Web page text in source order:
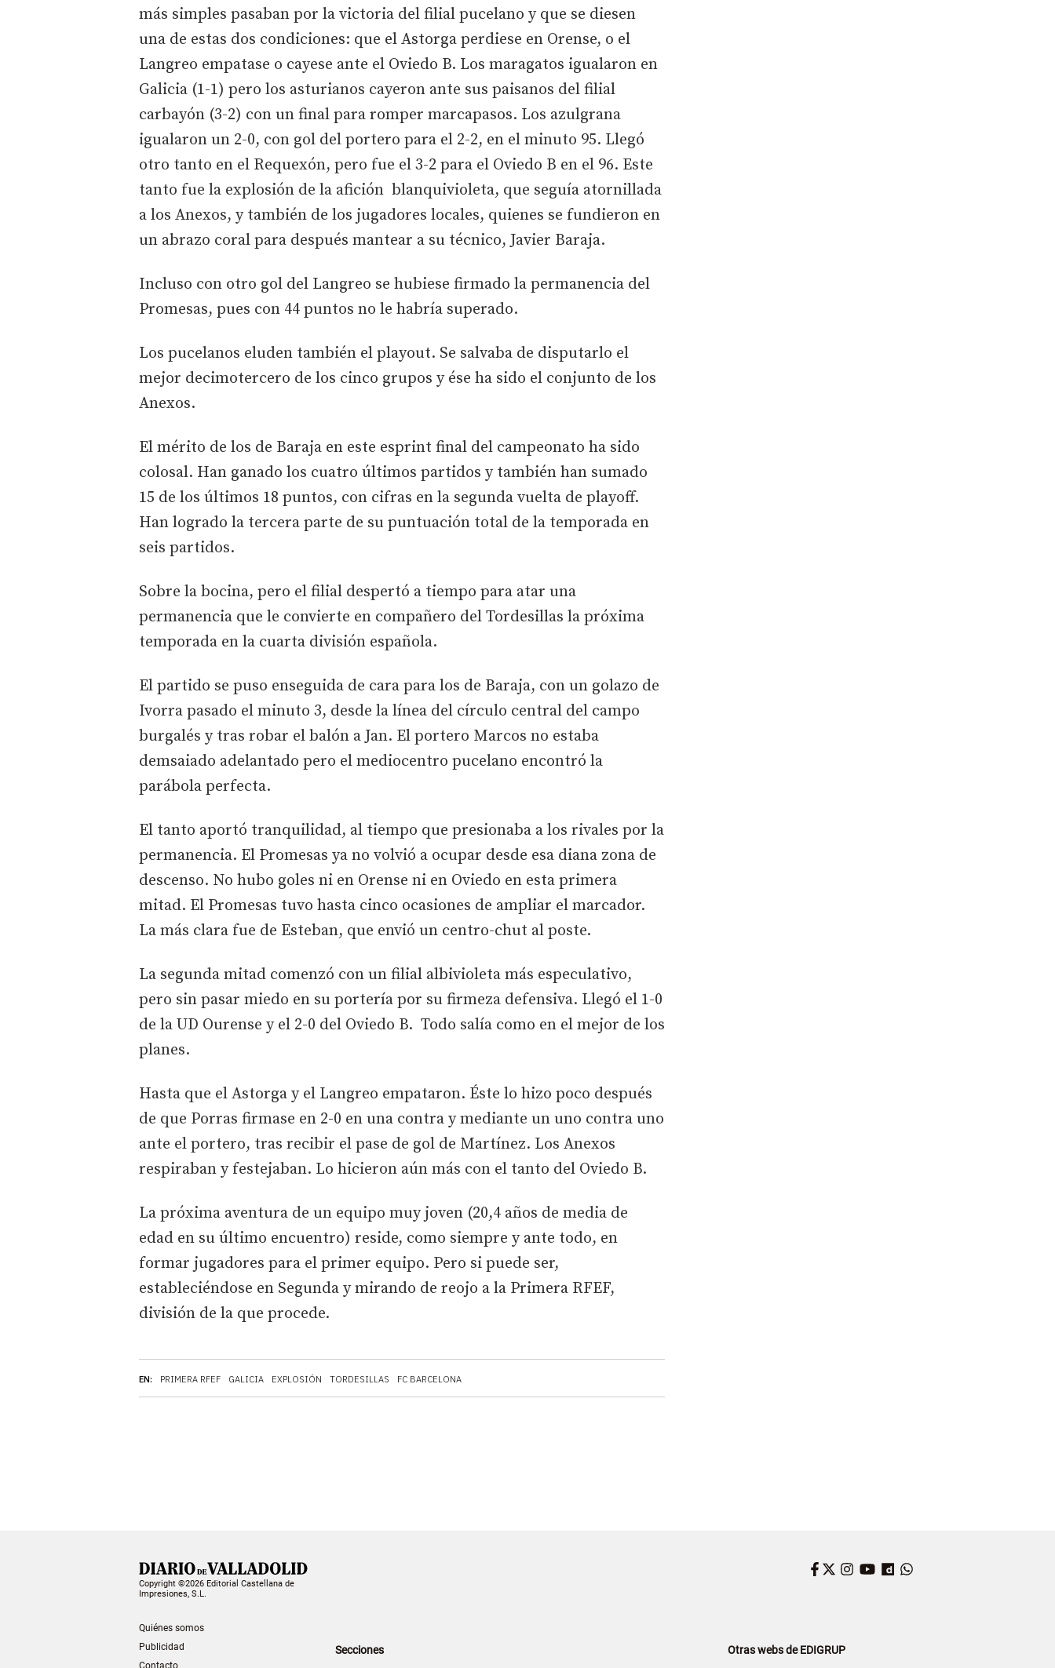
EN: PRIMERA RFEF GALICIA EXPLOSIÓN TORDESILLAS FC BARCELONA
más simples pasaban por la victoria del filial pucelano y que se diesen
una de estas dos condiciones: que el Astorga perdiese en Orense, o el
Langreo empatase o cayese ante el Oviedo B. Los maragatos igualaron en
Galicia (1-1) pero los asturianos cayeron ante sus paisanos del filial
carbayón (3-2) con un final para romper marcapasos. Los azulgrana
igualaron un 2-0, con gol del portero para el 2-2, en el minuto 95. Llegó
otro tanto en el Requexón, pero fue el 3-2 para el Oviedo B en el 96. Este
tanto fue la explosión de la afición blanquivioleta, que seguía atornillada
a los Anexos, y también de los jugadores locales, quienes se fundieron en
un abrazo coral para después mantear a su técnico, Javier Baraja.
Incluso con otro gol del Langreo se hubiese firmado la permanencia del
Promesas, pues con 44 puntos no le habría superado.
Los pucelanos eluden también el playout. Se salvaba de disputarlo el
mejor decimotercero de los cinco grupos y ése ha sido el conjunto de los
Anexos.
El mérito de los de Baraja en este esprint final del campeonato ha sido
colosal. Han ganado los cuatro últimos partidos y también han sumado
15 de los últimos 18 puntos, con cifras en la segunda vuelta de playoff.
Han logrado la tercera parte de su puntuación total de la temporada en
seis partidos.
Sobre la bocina, pero el filial despertó a tiempo para atar una
permanencia que le convierte en compañero del Tordesillas la próxima
temporada en la cuarta división española.
El partido se puso enseguida de cara para los de Baraja, con un golazo de
Ivorra pasado el minuto 3, desde la línea del círculo central del campo
burgalés y tras robar el balón a Jan. El portero Marcos no estaba
demsaiado adelantado pero el mediocentro pucelano encontró la
parábola perfecta.
El tanto aportó tranquilidad, al tiempo que presionaba a los rivales por la
permanencia. El Promesas ya no volvió a ocupar desde esa diana zona de
descenso. No hubo goles ni en Orense ni en Oviedo en esta primera
mitad. El Promesas tuvo hasta cinco ocasiones de ampliar el marcador.
La más clara fue de Esteban, que envió un centro-chut al poste.
La segunda mitad comenzó con un filial albivioleta más especulativo,
pero sin pasar miedo en su portería por su firmeza defensiva. Llegó el 1-0
de la UD Ourense y el 2-0 del Oviedo B. Todo salía como en el mejor de los
planes.
Hasta que el Astorga y el Langreo empataron. Éste lo hizo poco después
de que Porras firmase en 2-0 en una contra y mediante un uno contra uno
ante el portero, tras recibir el pase de gol de Martínez. Los Anexos
respiraban y festejaban. Lo hicieron aún más con el tanto del Oviedo B.
La próxima aventura de un equipo muy joven (20,4 años de media de
edad en su último encuentro) reside, como siempre y ante todo, en
formar jugadores para el primer equipo. Pero si puede ser,
estableciéndose en Segunda y mirando de reojo a la Primera RFEF,
división de la que procede.
Copyright ©2026 Editorial Castellana de
Impresiones, S.L.
Quiénes somos
Publicidad
Contacto
Facebook
Twitter
Instagram
YouTube
Dailymotion
Secciones Otras webs de EDIGRUP